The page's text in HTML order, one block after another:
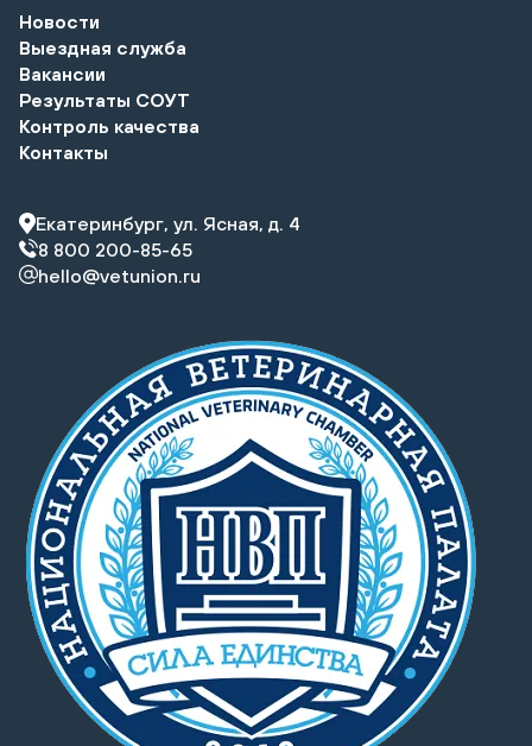
Новости
Выездная служба
Вакансии
Результаты СОУТ
Контроль качества
Контакты
Екатеринбург, ул. Ясная, д. 4
8 800 200-85-65
hello@vetunion.ru